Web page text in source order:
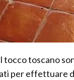
toscano
per effettuare